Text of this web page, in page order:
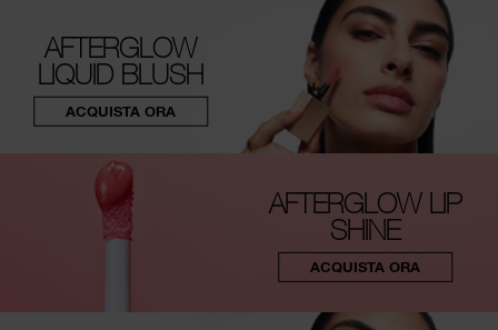
AFTERGLOW
LIQUID BLUSH
ACQUISTA ORA
AFTERGLOW LIP
SHINE
ACQUISTA ORA